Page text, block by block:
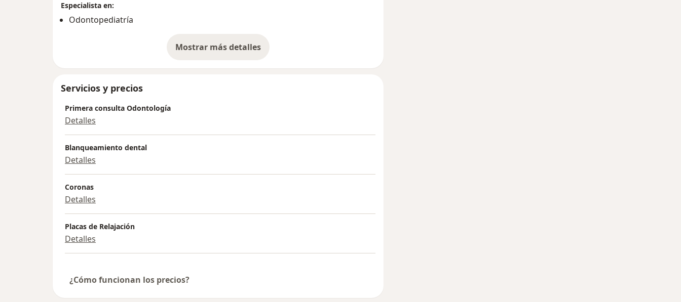
Especialista en:
Odontopediatría
Mostrar más detalles
sobre la experiencia
Servicios y precios
Primera consulta Odontología
Detalles
Blanqueamiento dental
Detalles
Coronas
Detalles
Placas de Relajación
Detalles
¿Cómo funcionan los precios?